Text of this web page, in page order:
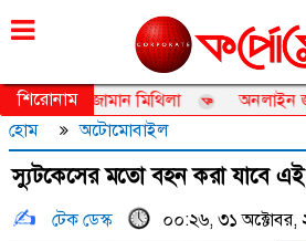
শনিবার, ০৮ আগস্ট ২০২৬, ২৪ শ্রাবণ ১৪৩৩
শিরোনাম
তানজিয়া জামান মিথিলা
অনলাইন জুয়া
হোম
অটোমোবাইল
স্যুটকেসের মতো বহন করা যাবে এই
টেক ডেস্ক ০০:২৬, ৩১ অক্টোবর,